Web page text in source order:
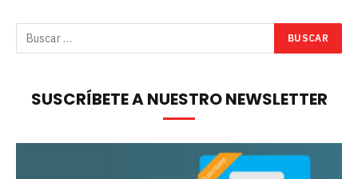
SUSCRÍBETE A NUESTRO NEWSLETTER